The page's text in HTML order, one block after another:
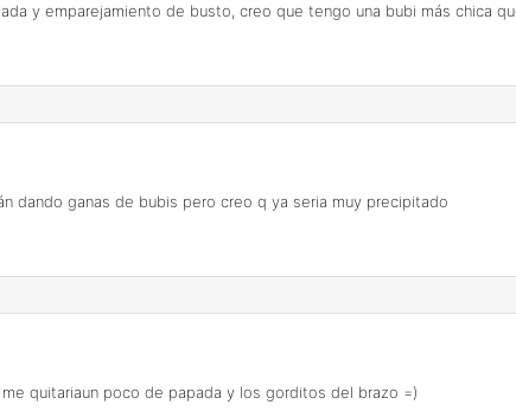
y emparejamiento de busto, creo que tengo una bubi más chica
dando ganas de bubis pero creo q ya seria muy precipitado
quitariaun poco de papada y los gorditos del brazo =)